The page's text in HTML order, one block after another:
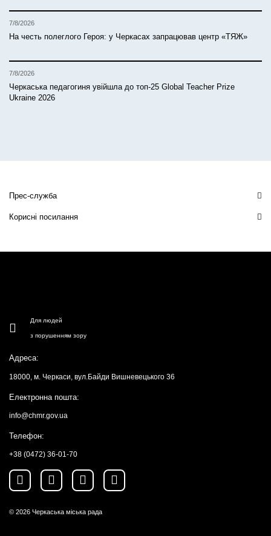
7/8/2026
На честь полеглого Героя: у Черкасах запрацював центр «ТЯЖ»
7/8/2026
Черкаська педагогиня увійшла до топ-25 Global Teacher Prize
Ukraine 2026
Прес-служба
Корисні посилання
Для людей
з порушенням зору
Адреса:
18000, м. Черкаси, вул.Байди Вишневецького 36
Електронна пошта:
info@chmr.gov.ua
Телефон:
+38 (0472) 36-01-70
© 2026 Черкаська міська рада